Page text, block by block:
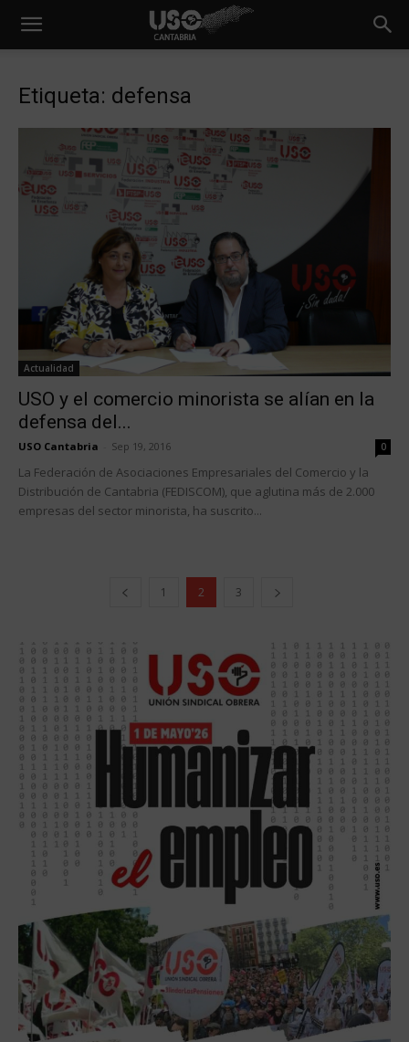
Etiqueta: defensa
Actualidad
USO y el comercio minorista se alían en la
defensa del...
USO Cantabria Sep 19, 2016 0
La Federación de Asociaciones Empresariales del Comercio y la
Distribución de Cantabria (FEDISCOM), que aglutina más de 2.000
empresas del sector minorista, ha suscrito...
1 2 3